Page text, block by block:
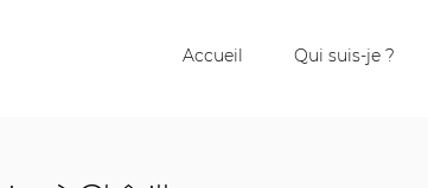
Accueil Qui suis-je ?